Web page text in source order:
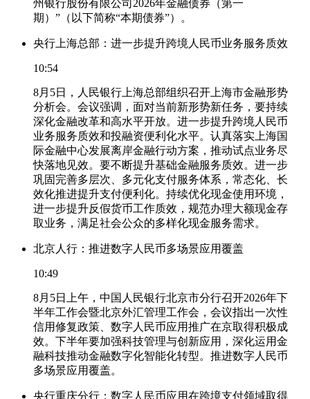
州银行股份有限公司2026年金融债券（第一
期）”（以下简称“本期债券”）。
央行上海总部：进一步提升跨境人民币业务服务质效
10:54
8月5日，人民银行上海总部组织召开上海市金融形势
分析会。会议强调，面对当前新形势新任务，要持续
深化金融改革和高水平开放。进一步提升跨境人民币
业务服务质效和投融资便利化水平。认真落实上海国
际金融中心发展离岸金融行动方案，推动试点业务尽
快落地见效。要不断提升基础金融服务质效。进一步
巩固完善多层次、多元化支付服务体系，常态化、长
效化推进提升支付便利化。持续优化现金使用环境，
进一步提升反假货币工作质效，规范办理大额现金存
取业务，满足社会公众的多样化现金服务需求。
北京人行：推进数字人民币多场景应用覆盖
10:49
8月5日上午，中国人民银行北京市分行召开2026年下
半年工作会暨北京外汇管理工作会，会议指出一次性
信用修复政策、数字人民币应用推广在京取得积极成
效。下半年要加强科技管理与创新应用，深化运用金
融科技推动金融数字化智能化转型。推进数字人民币
多场景应用覆盖。
央行重庆分行：数字人民币应用在跨境支付领域取得